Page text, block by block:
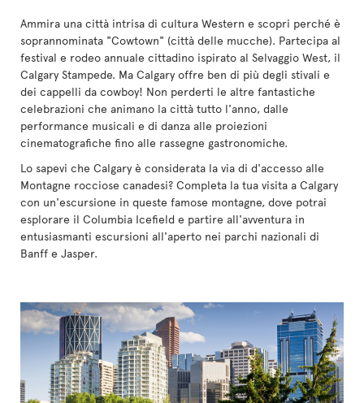
Ammira una città intrisa di cultura Western e scopri perché è
soprannominata "Cowtown" (città delle mucche). Partecipa al
festival e rodeo annuale cittadino ispirato al Selvaggio West, il
Calgary Stampede. Ma Calgary offre ben di più degli stivali e
dei cappelli da cowboy! Non perderti le altre fantastiche
celebrazioni che animano la città tutto l'anno, dalle
performance musicali e di danza alle proiezioni
cinematografiche fino alle rassegne gastronomiche.
Lo sapevi che Calgary è considerata la via di d'accesso alle
Montagne rocciose canadesi? Completa la tua visita a Calgary
con un'escursione in queste famose montagne, dove potrai
esplorare il Columbia Icefield e partire all'avventura in
entusiasmanti escursioni all'aperto nei parchi nazionali di
Banff e Jasper.